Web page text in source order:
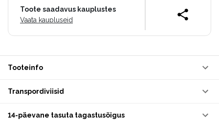
Toote saadavus kauplustes
Vaata kaupluseid
Tooteinfo
Transpordiviisid
14-päevane tasuta tagastusõigus